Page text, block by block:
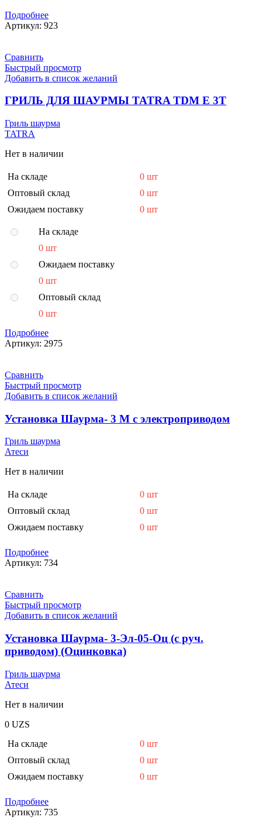
Подробнее
Артикул: 923
Сравнить
Быстрый просмотр
Добавить в список желаний
ГРИЛЬ ДЛЯ ШАУРМЫ TATRA TDM E 3T
Гриль шаурма
TATRA
Нет в наличии
На складе
0 шт
Оптовый склад
0 шт
Ожидаем поставку
0 шт
На складе
0 шт
Ожидаем поставку
0 шт
Оптовый склад
0 шт
Подробнее
Артикул: 2975
Сравнить
Быстрый просмотр
Добавить в список желаний
Установка Шаурма- 3 М с электроприводом
Гриль шаурма
Атеси
Нет в наличии
На складе
0 шт
Оптовый склад
0 шт
Ожидаем поставку
0 шт
Подробнее
Артикул: 734
Сравнить
Быстрый просмотр
Добавить в список желаний
Установка Шаурма- 3-Эл-05-Оц (с руч.
приводом) (Оцинковка)
Гриль шаурма
Атеси
Нет в наличии
0 UZS
На складе
0 шт
Оптовый склад
0 шт
Ожидаем поставку
0 шт
Подробнее
Артикул: 735